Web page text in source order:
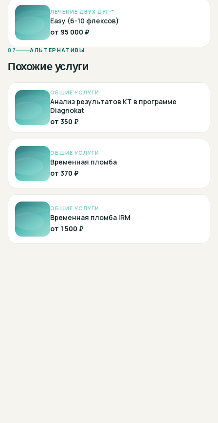
ЛЕЧЕНИЕ ДВУХ ДУГ:*
Easy (6-10 флексов)
от 95 000 ₽
07 АЛЬТЕРНАТИВЫ
Похожие услуги
ОБЩИЕ УСЛУГИ
Анализ результатов КТ в программе
Diagnokat
от 350 ₽
ОБЩИЕ УСЛУГИ
Временная пломба
от 370 ₽
ОБЩИЕ УСЛУГИ
Временная пломба IRM
от 1 500 ₽